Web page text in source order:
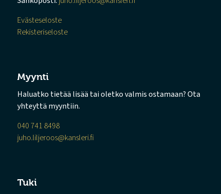
Evästeseloste
Rekisteriseloste
Myynti
Haluatko tietää lisää tai oletko valmis ostamaan? Ota
yhteyttä myyntiin.
040 741 8498
juho.liljeroos@kansleri.fi
Tuki